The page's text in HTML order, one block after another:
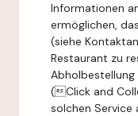
Informationen
ermöglichen,
(siehe
Restaurant zu
(Click and
solchen Service